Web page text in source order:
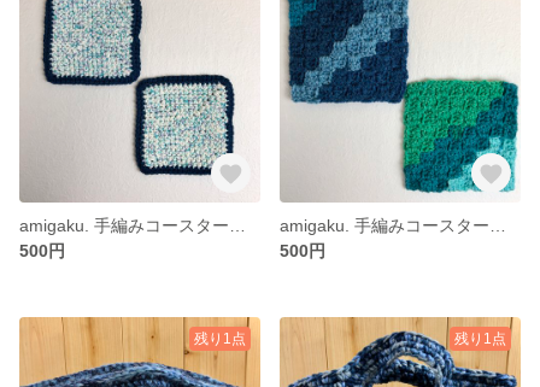
500円
500円
残り1点 残り1点